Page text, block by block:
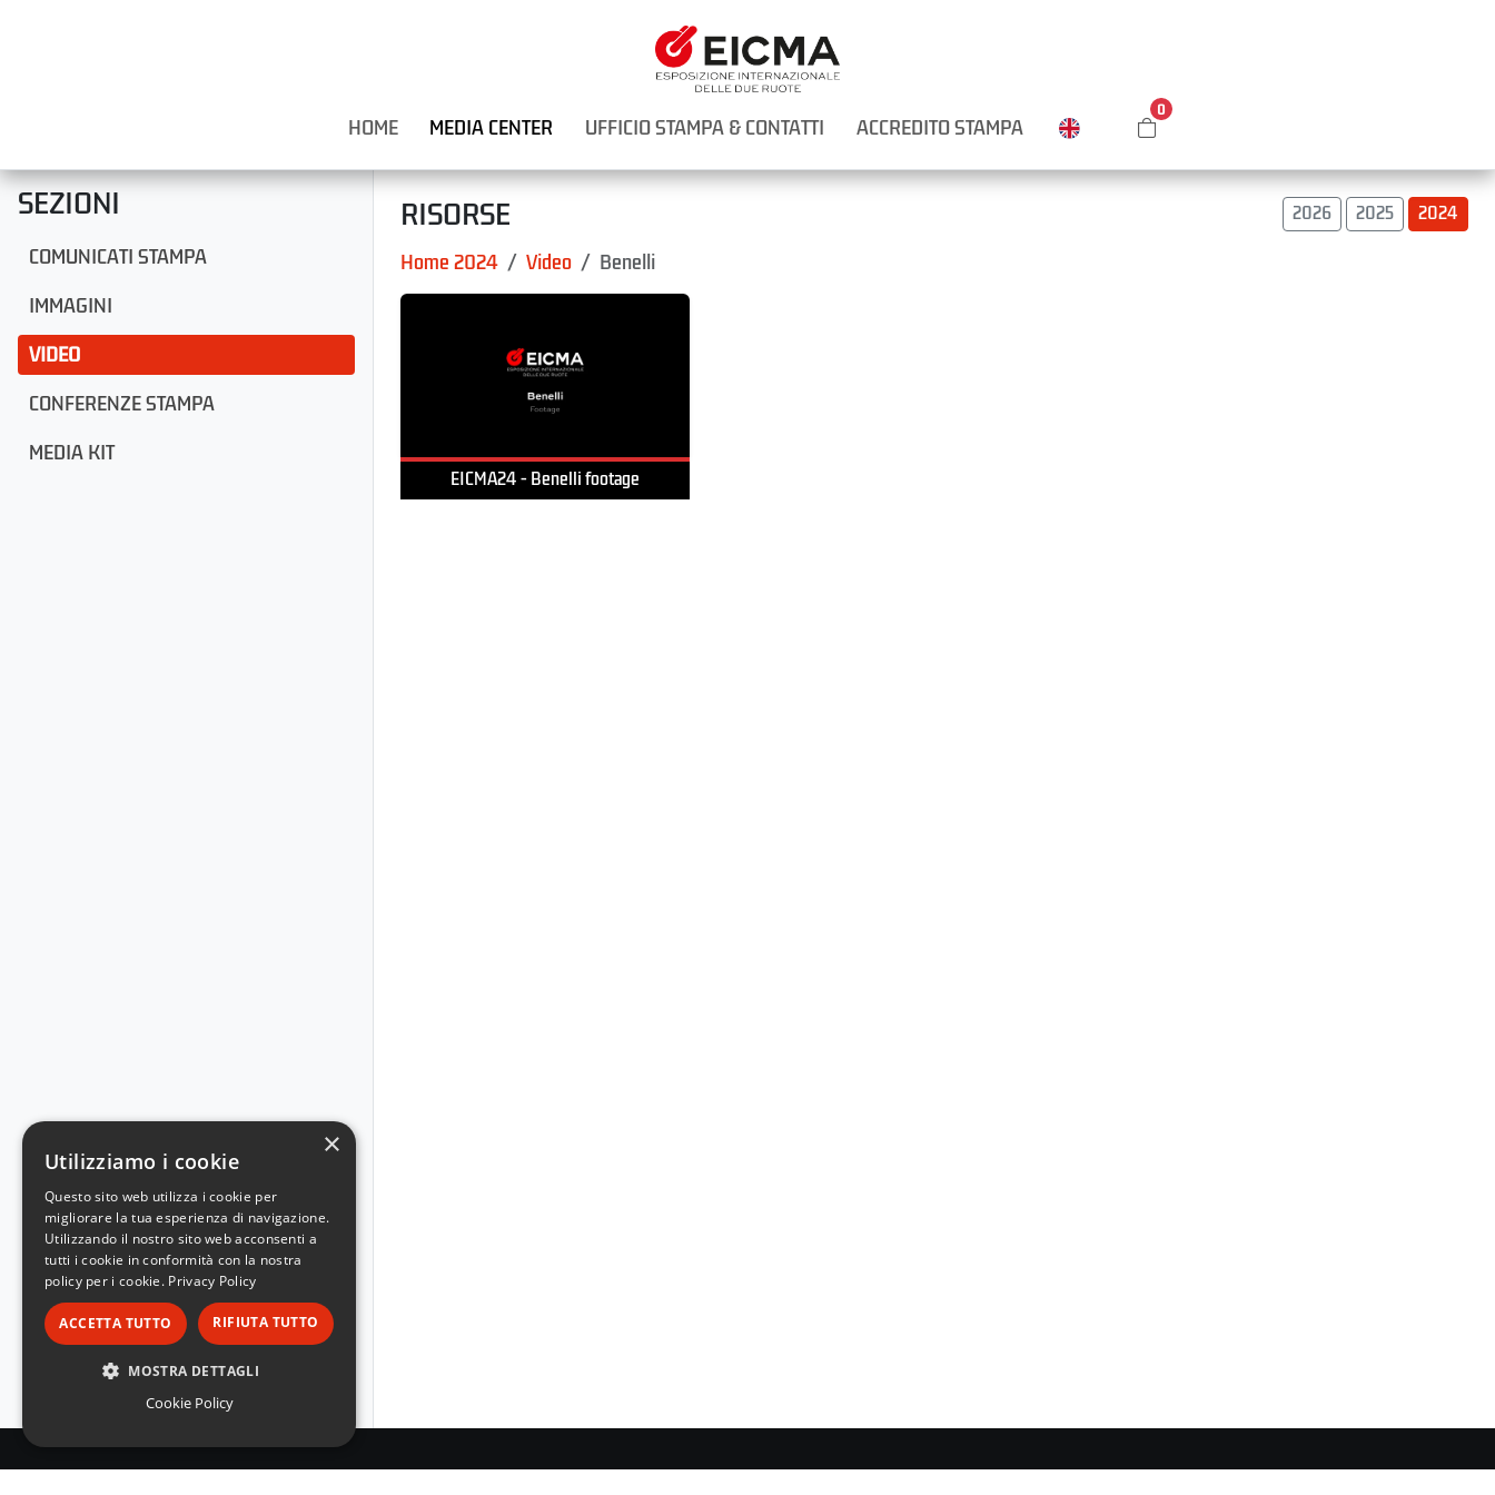
HOME MEDIA CENTER UFFICIO STAMPA & CONTATTI ACCREDITO STAMPA
0
SEZIONI
COMUNICATI STAMPA
IMMAGINI
VIDEO
CONFERENZE STAMPA
MEDIA KIT
RISORSE 2026 2025 2024
Home 2024 Video Benelli
EICMA24 - Benelli footage
×
Utilizziamo i cookie
Questo sito web utilizza i cookie per
migliorare la tua esperienza di navigazione.
Utilizzando il nostro sito web acconsenti a
tutti i cookie in conformità con la nostra
policy per i cookie. Privacy Policy
ACCETTA TUTTO RIFIUTA TUTTO
MOSTRA DETTAGLI
STRETTAMENTE NECESSARI
Cookie Policy